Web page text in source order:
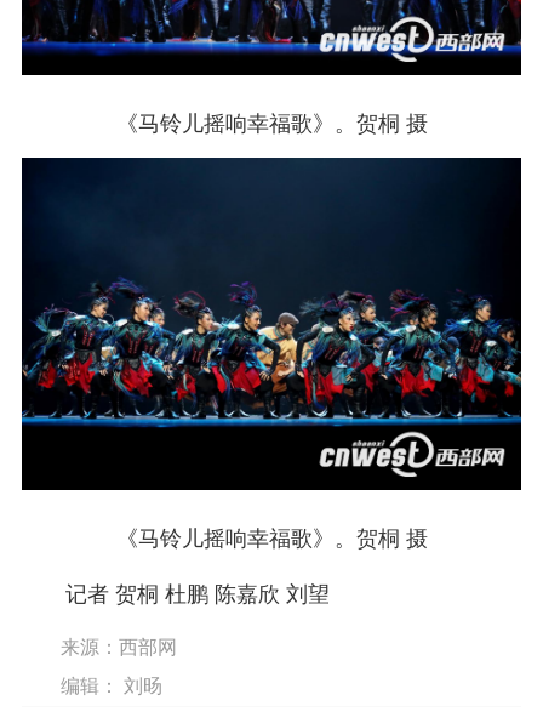
《马铃儿摇响幸福歌》。贺桐 摄
《马铃儿摇响幸福歌》。贺桐 摄
记者 贺桐 杜鹏 陈嘉欣 刘望
来源：西部网
编辑： 刘旸